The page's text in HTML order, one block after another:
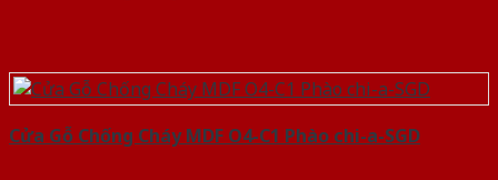
Cửa Gỗ Chống Cháy MDF O4-C1 Phào chi-a-SGD